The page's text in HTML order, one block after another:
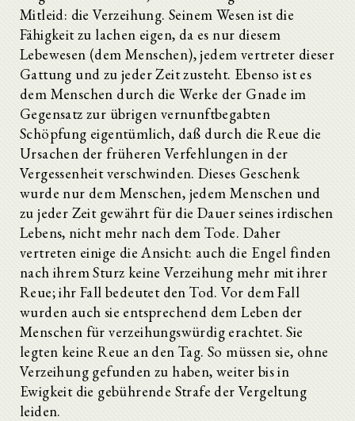
Mitleid: die Verzeihung. Seinem Wesen ist die
Fähigkeit zu lachen eigen, da es nur diesem
Lebewesen (dem Menschen), jedem vertreter dieser
Gattung und zu jeder Zeit zusteht. Ebenso ist es
dem Menschen durch die Werke der Gnade im
Gegensatz zur übrigen vernunftbegabten
Schöpfung eigentümlich, daß durch die Reue die
Ursachen der früheren Verfehlungen in der
Vergessenheit verschwinden. Dieses Geschenk
wurde nur dem Menschen, jedem Menschen und
zu jeder Zeit gewährt für die Dauer seines irdischen
Lebens, nicht mehr nach dem Tode. Daher
vertreten einige die Ansicht: auch die Engel finden
nach ihrem Sturz keine Verzeihung mehr mit ihrer
Reue; ihr Fall bedeutet den Tod. Vor dem Fall
wurden auch sie entsprechend dem Leben der
Menschen für verzeihungswürdig erachtet. Sie
legten keine Reue an den Tag. So müssen sie, ohne
Verzeihung gefunden zu haben, weiter bis in
Ewigkeit die gebührende Strafe der Vergeltung
leiden.